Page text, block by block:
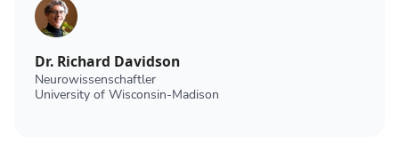
Dr. Richard Davidson
Neurowissenschaftler
University of Wisconsin-Madison